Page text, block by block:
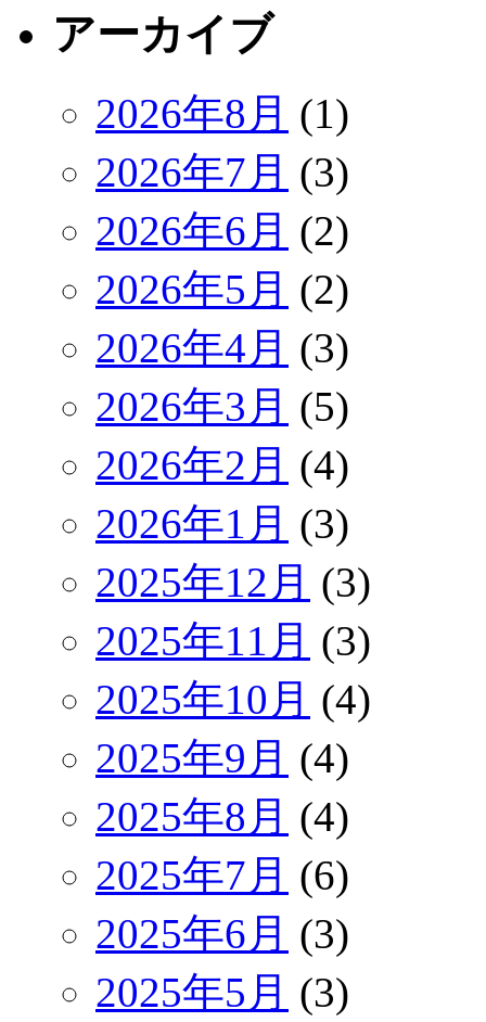
アーカイブ
2026年8月 (1)
2026年7月 (3)
2026年6月 (2)
2026年5月 (2)
2026年4月 (3)
2026年3月 (5)
2026年2月 (4)
2026年1月 (3)
2025年12月 (3)
2025年11月 (3)
2025年10月 (4)
2025年9月 (4)
2025年8月 (4)
2025年7月 (6)
2025年6月 (3)
2025年5月 (3)